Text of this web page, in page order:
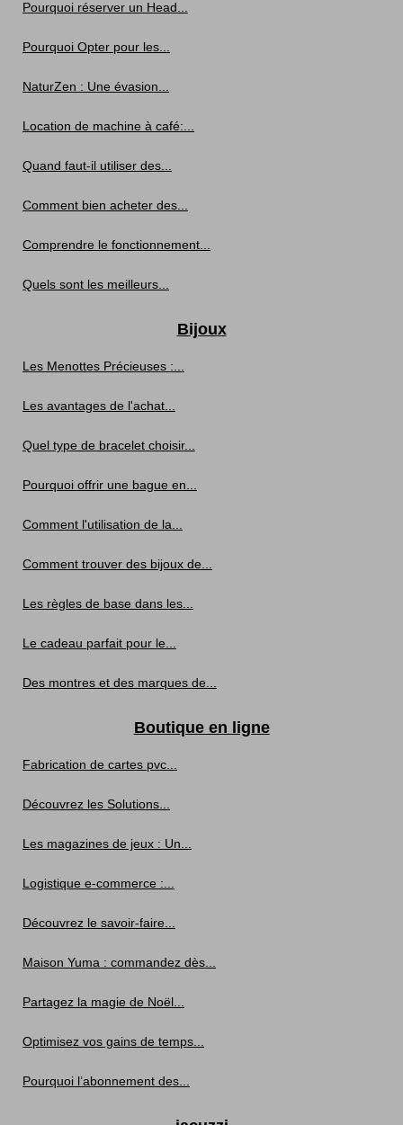
Pourquoi réserver un Head...
Pourquoi Opter pour les...
NaturZen : Une évasion...
Location de machine à café:...
Quand faut-il utiliser des...
Comment bien acheter des...
Comprendre le fonctionnement...
Quels sont les meilleurs...
Bijoux
Les Menottes Précieuses :...
Les avantages de l'achat...
Quel type de bracelet choisir...
Pourquoi offrir une bague en...
Comment l'utilisation de la...
Comment trouver des bijoux de...
Les règles de base dans les...
Le cadeau parfait pour le...
Des montres et des marques de...
Boutique en ligne
Fabrication de cartes pvc...
Découvrez les Solutions...
Les magazines de jeux : Un...
Logistique e-commerce :...
Découvrez le savoir-faire...
Maison Yuma : commandez dès...
Partagez la magie de Noël...
Optimisez vos gains de temps...
Pourquoi l’abonnement des...